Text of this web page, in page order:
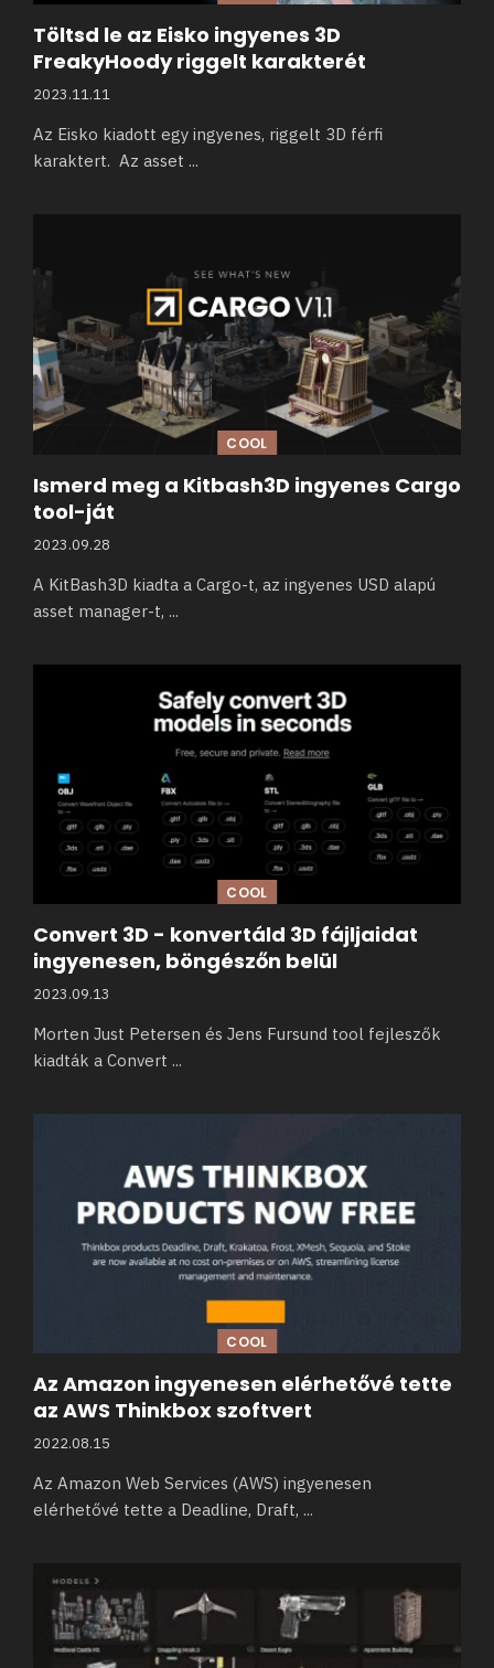
Töltsd le az Eisko ingyenes 3D
FreakyHoody riggelt karakterét
2023.11.11
Az Eisko kiadott egy ingyenes, riggelt 3D férfi
karaktert. Az asset ...
COOL
Ismerd meg a Kitbash3D ingyenes Cargo
tool-ját
2023.09.28
A KitBash3D kiadta a Cargo-t, az ingyenes USD alapú
asset manager-t, ...
COOL
Convert 3D - konvertáld 3D fájljaidat
ingyenesen, böngészőn belül
2023.09.13
Morten Just Petersen és Jens Fursund tool fejleszők
kiadták a Convert ...
COOL
Az Amazon ingyenesen elérhetővé tette
az AWS Thinkbox szoftvert
2022.08.15
Az Amazon Web Services (AWS) ingyenesen
elérhetővé tette a Deadline, Draft, ...